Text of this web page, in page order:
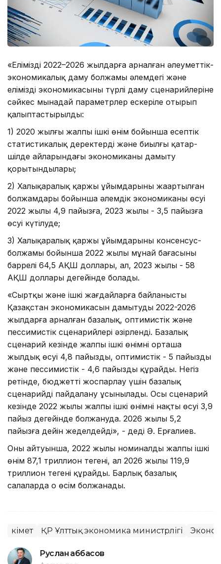
«Еліміздің 2022–2026 жылдарға арналған әлеуметтік-
экономикалық даму болжамы әлемдегі және
еліміздің экономикасының түрлі даму сценарийлеріне
сәйкес мынадай параметрлер ескеріле отырып
қалыптастырылды:
1) 2020 жылғы жалпы ішкі өнім бойынша есептік
статистикалық деректерді және биылғы қаңтар-
шілде айларындағы экономиканы дамыту
қорытындылары;
2) Халықаралық қаржы ұйымдарының жаңартылған
болжамдары бойынша әлемдік экономиканың өсуі
2022 жылы 4,9 пайызға, 2023 жылы - 3,5 пайызға
өсуі күтілуде;
3) Халықаралық қаржы ұйымдарының консенсус-
болжамы бойынша 2022 жылы мұнай бағасының
баррелі 64,5 АҚШ доллары, ал, 2023 жылы - 58
АҚШ доллары деңгейінде болады.
«Сыртқы және ішкі жағдайларға байланысты
Қазақстан экономикасын дамытудың 2022-2026
жылдарға арналған базалық, оптимистік және
пессимистік сценарийлері әзірленді. Базалық
сценарий кезінде жалпы ішкі өнімнің орташа
жылдық өсуі 4,8 пайызды, оптимистік - 5 пайызды
және пессимистік - 4,6 пайызды құрайды. Негіз
ретінде, бюджетті жоспарлау үшін базалық
сценарийді пайдалану ұсынылады. Осы сценарий
кезінде 2022 жылы жалпы ішкі өнімнің нақты өсуі 3,9
пайыз деңгейінде болжануда. 2026 жылы 5,2
пайызға дейін жеделдейді», - деді Ә. Ерғалиев.
Оның айтуынша, 2022 жылы номиналды жалпы ішкі
өнім 87,1 триллион теңгені, ал 2026 жылы 119,9
триллион теңгені құрайды. Барлық базалық
салаларда оң өсім болжанады.
Үкімет ҚР Ұлттық экономика министрлігі
Руслан Ғаббасов